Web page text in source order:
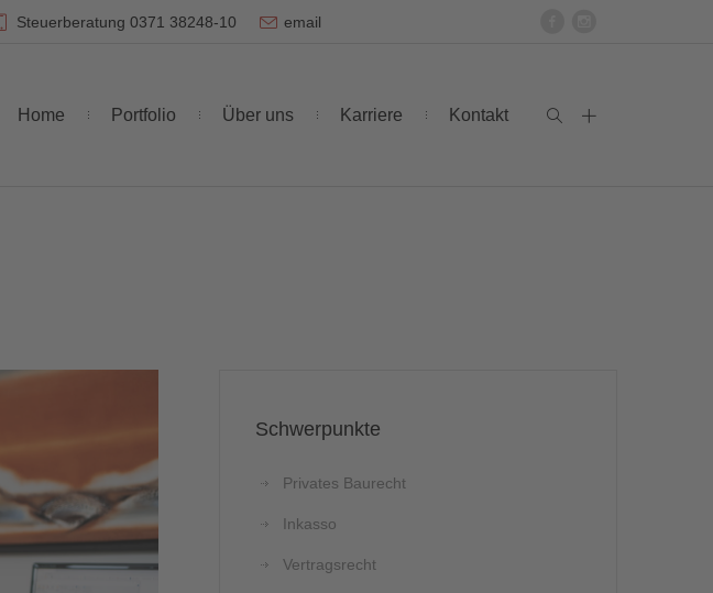
Steuerberatung 0371 38248-10 email
Home Portfolio Über uns Karriere Kontakt
Schwerpunkte
Privates Baurecht
Inkasso
Vertragsrecht